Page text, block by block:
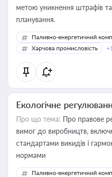
метою уникнення штрафів
планування.
Паливно-енергетичний
Харчова промисловість
Екологічне
Про що тема: Про правове
вимог до виробництв,
стандартами викидів і
нормами
Паливно-енергетичний